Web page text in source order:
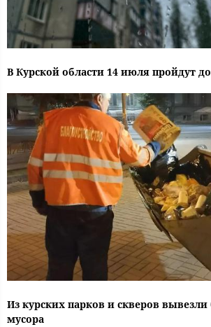
В Курской области 14 июля пройдут
Из курских парков и скверов
мусора